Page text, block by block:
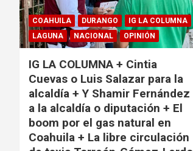
COAHUILA DURANGO
IG LA COLUMNA
LAGUNA
NACIONAL OPINIÓN
IG LA COLUMNA + Cintia
Cuevas o Luis Salazar para la
alcaldía + Y Shamir Fernández
a la alcaldía o diputación + El
boom por el gas natural en
Coahuila + La libre circulación